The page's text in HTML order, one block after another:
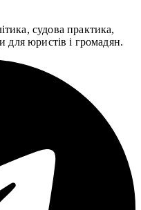
судова практика,
для юристів і громадян.